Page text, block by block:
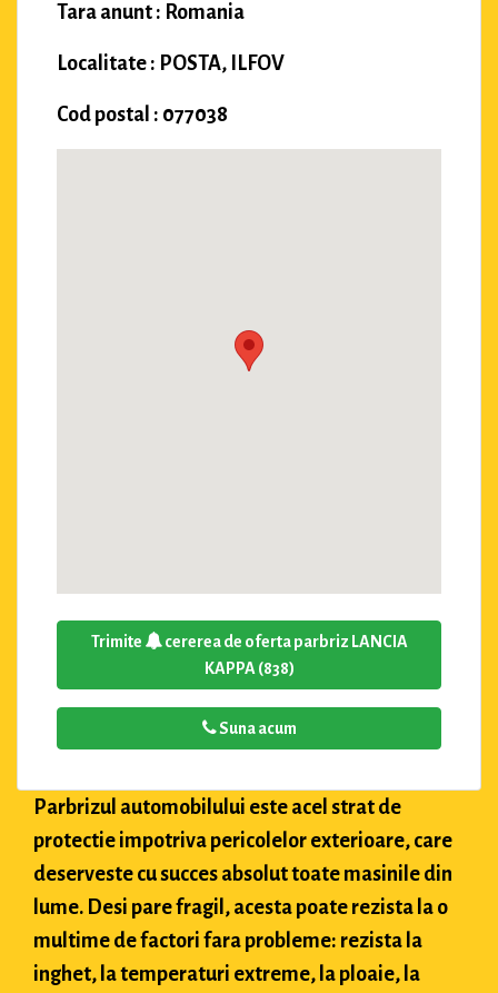
Tara anunt : Romania
Localitate : POSTA, ILFOV
Cod postal : 077038
Trimite
cererea de oferta parbriz LANCIA
KAPPA (838)
Suna acum
Parbrizul automobilului este acel strat de
protectie impotriva pericolelor exterioare, care
deserveste cu succes absolut toate masinile din
lume. Desi pare fragil, acesta poate rezista la o
multime de factori fara probleme: rezista la
inghet, la temperaturi extreme, la ploaie, la